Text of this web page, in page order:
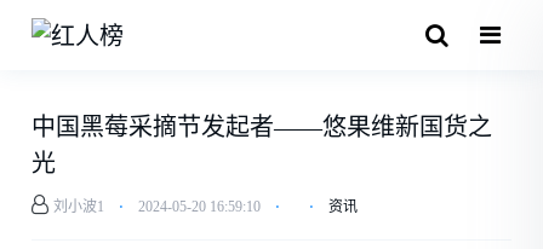
中国黑莓采摘节发起者——悠果维新国货之
光
刘小波1 ⋅ 2024-05-20 16:59:10 ⋅ ⋅ 资讯